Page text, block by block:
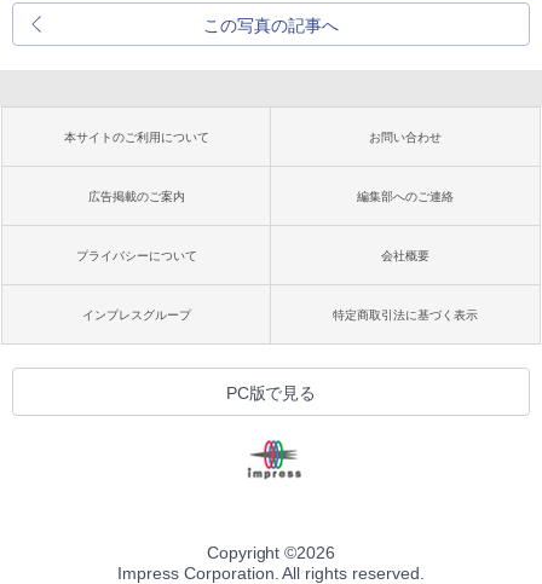
この写真の記事へ
本サイトのご利用について お問い合わせ
広告掲載のご案内 編集部へのご連絡
プライバシーについて 会社概要
インプレスグループ 特定商取引法に基づく表示
PC版で見る
Copyright ©2026
Impress Corporation. All rights reserved.